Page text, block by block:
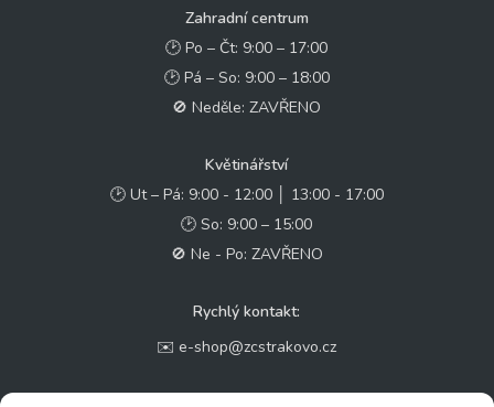
Zahradní centrum
🕑 Po – Čt: 9:00 – 17:00
🕑 Pá – So: 9:00 – 18:00
🚫 Neděle: ZAVŘENO
Květinářství
🕑 Ut – Pá: 9:00 - 12:00 │ 13:00 - 17:00
🕑 So: 9:00 – 15:00
🚫 Ne - Po: ZAVŘENO
Rychlý kontakt:
✉️ e-shop@zcstrakovo.cz